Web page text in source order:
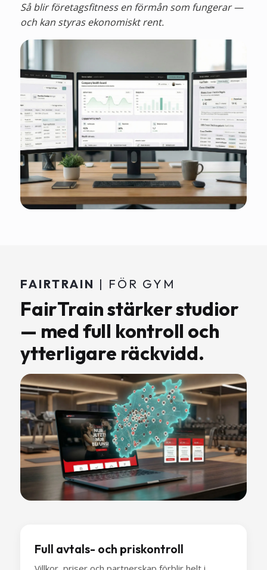
Så blir företagsfitness en förmån som fungerar —
och kan styras ekonomiskt rent.
FAIRTRAIN | FÖR GYM
FairTrain stärker studior
— med full kontroll och
ytterligare räckvidd.
Full avtals- och priskontroll